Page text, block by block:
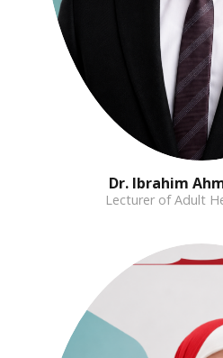
Dr. Ibrahim
Lecturer of Adult